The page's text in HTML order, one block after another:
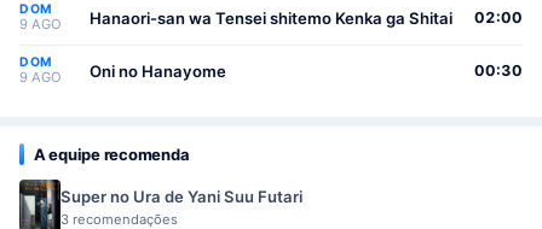
DOM
9 AGO Hanaori-san wa Tensei shitemo Kenka ga Shitai 02:00
DOM
9 AGO Oni no Hanayome 00:30
A equipe recomenda
Super no Ura de Yani Suu Futari
3 recomendações